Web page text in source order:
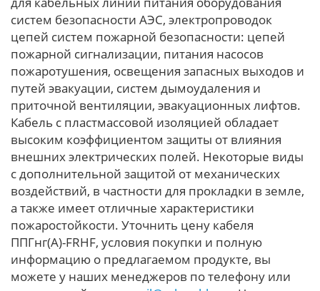
систем безопасности АЭС, электропроводок
цепей систем пожарной безопасности: цепей
пожарной сигнализации, питания насосов
пожаротушения, освещения запасных выходов и
путей эвакуации, систем дымоудаления и
приточной вентиляции, эвакуационных лифтов.
Кабель с пластмассовой изоляцией обладает
высоким коэффициентом защиты от влияния
внешних электрических полей. Некоторые виды
с дополнительной защитой от механических
воздействий, в частности для прокладки в земле,
а также имеет отличные характеристики
пожаростойкости. Уточнить цену кабеля
ППГнг(А)-FRHF, условия покупки и полную
информацию о предлагаемом продукте, вы
можете у наших менеджеров по телефону или